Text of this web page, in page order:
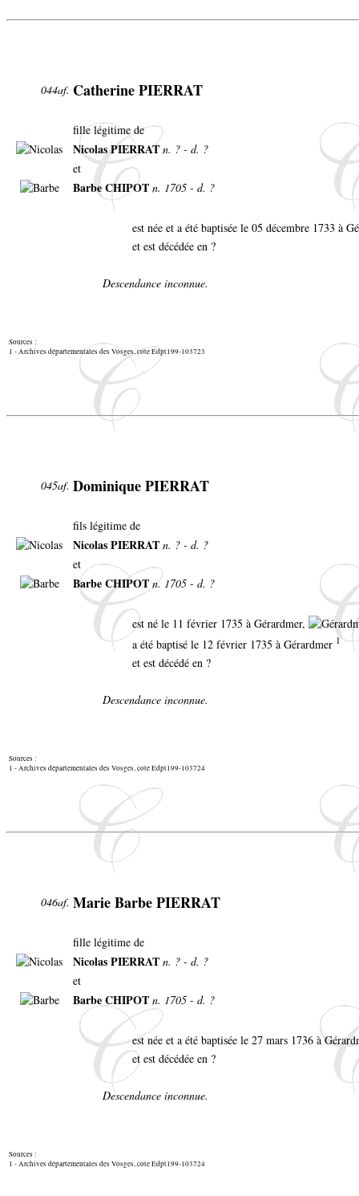
044af. Catherine PIERRAT
fille légitime de
Nicolas PIERRAT n. ? - d. ?
et
Barbe CHIPOT n. 1705 - d. ?
est née et a été baptisée le 05 décembre 1733 à
et est décédée en ?
Descendance inconnue.
Sources :
1 - Archives départementales des Vosges, cote Edpt199-103723
045af. Dominique PIERRAT
fils légitime de
Nicolas PIERRAT n. ? - d. ?
et
Barbe CHIPOT n. 1705 - d. ?
est né le 11 février 1735 à Gérardmer,
a été baptisé le 12 février 1735 à Gérardmer 1
et est décédé en ?
Descendance inconnue.
Sources :
1 - Archives départementales des Vosges, cote Edpt199-103724
046af. Marie Barbe PIERRAT
fille légitime de
Nicolas PIERRAT n. ? - d. ?
et
Barbe CHIPOT n. 1705 - d. ?
est née et a été baptisée le 27 mars 1736 à
et est décédée en ?
Descendance inconnue.
Sources :
1 - Archives départementales des Vosges, cote Edpt199-103724